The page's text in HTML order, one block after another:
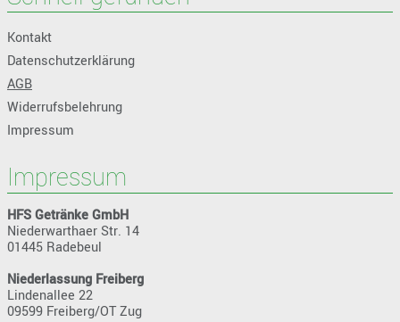
Kontakt
Datenschutzerklärung
AGB
Widerrufsbelehrung
Impressum
Impressum
HFS Getränke GmbH
Niederwarthaer Str. 14
01445 Radebeul
Niederlassung Freiberg
Lindenallee 22
09599 Freiberg/OT Zug